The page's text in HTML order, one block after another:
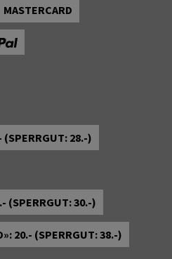
MASTERCARD
(SPERRGUT: 28.-)
(SPERRGUT: 30.-)
20.- (SPERRGUT: 38.-)